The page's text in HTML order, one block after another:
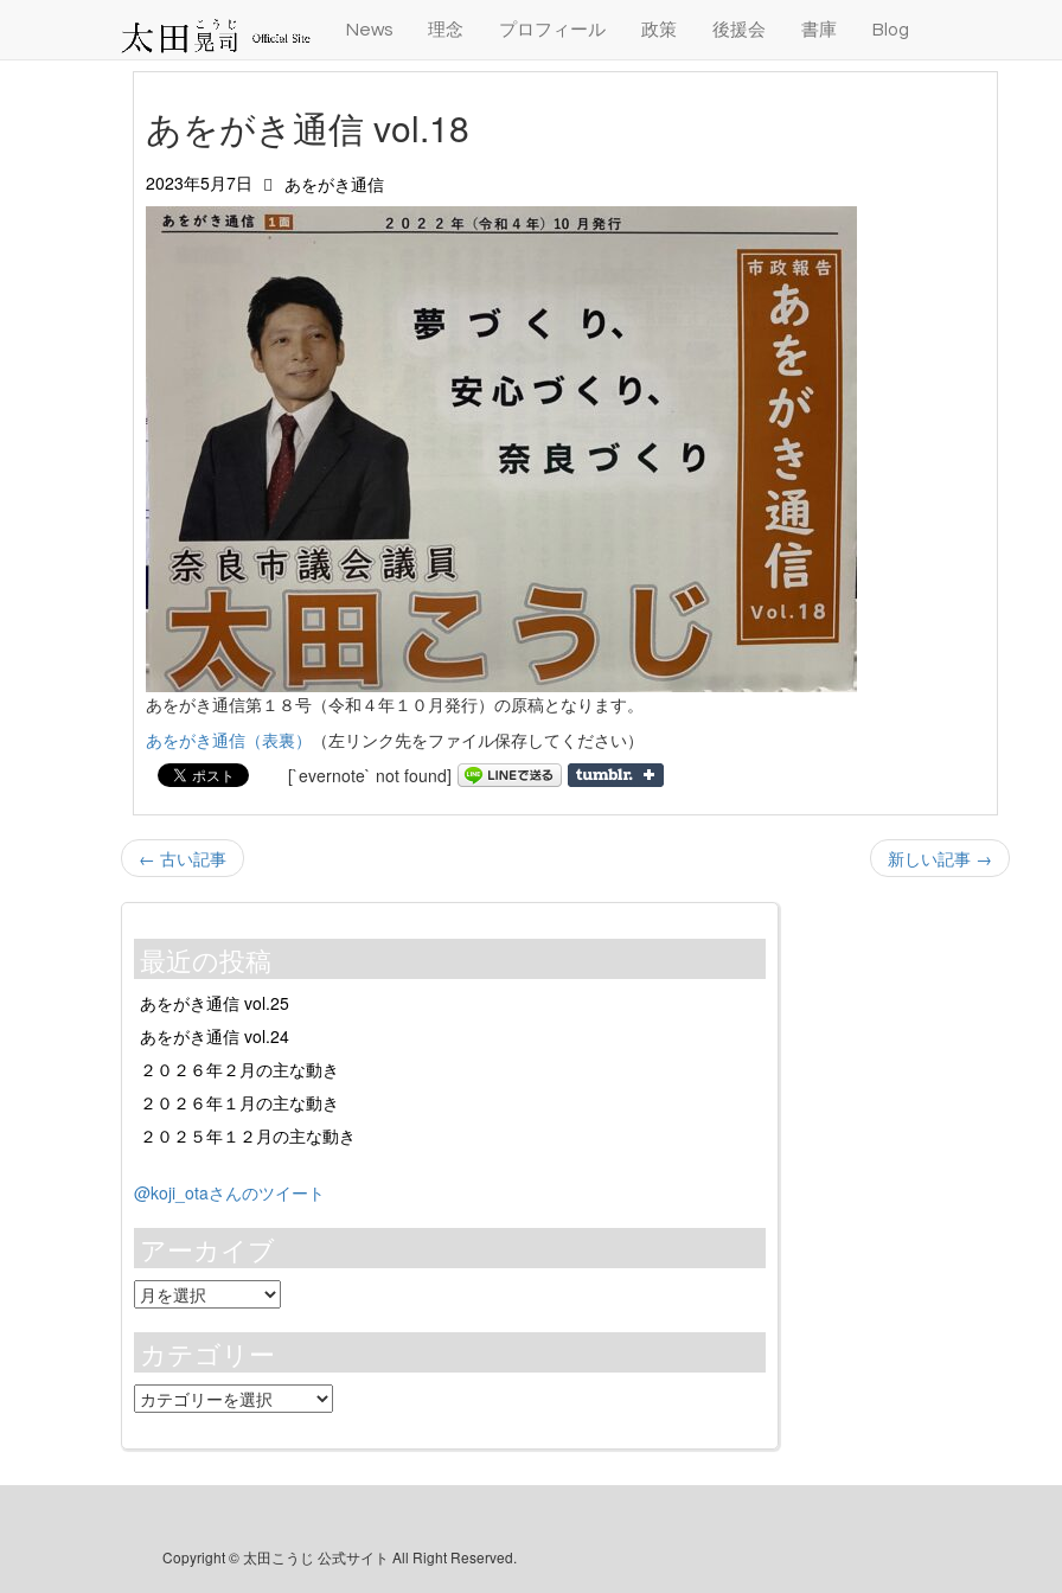
News 理念 プロフィール 政策 後援会 書庫 Blog
あをがき通信 vol.18
2023年5月7日 あをがき通信
あをがき通信第１８号（令和４年１０月発行）の原稿となります。
あをがき通信（表裏）
（左リンク先をファイル保存してください）
[`evernote` not found]
← 古い記事 新しい記事 →
最近の投稿
あをがき通信 vol.25
あをがき通信 vol.24
２０２６年２月の主な動き
２０２６年１月の主な動き
２０２５年１２月の主な動き
@koji_otaさんのツイート
アーカイブ
ア
ー
カ
イ
ブ
カテゴリー
カ
テ
ゴ
ー
Copyright © 太田こうじ 公式サイト All Right Reserved.